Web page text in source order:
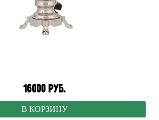
16000 руб.
В КОРЗИНУ